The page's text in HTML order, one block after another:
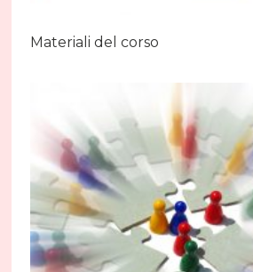
Materiali del corso